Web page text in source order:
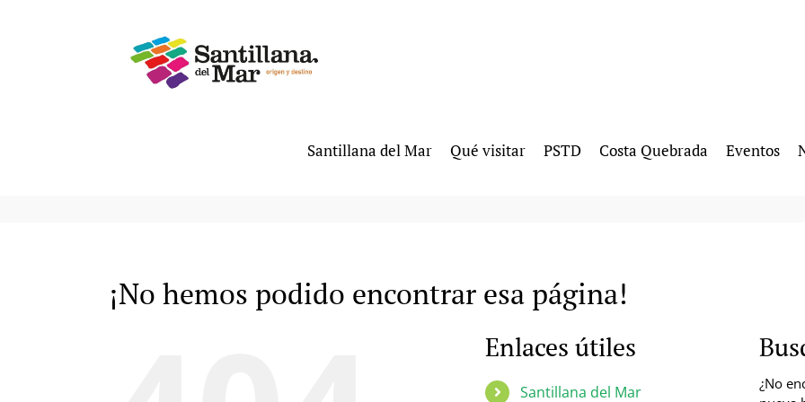
Santillana del Mar Qué visitar PSTD Costa Quebrada Eventos
¡No hemos podido encontrar esa página!
Enlaces útiles
Santillana del Mar
¿No